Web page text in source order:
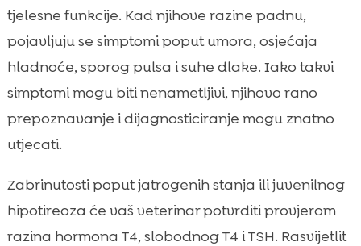
Kontrola težine i metabolizma kod
hipotireoze
Kožne i dlakavne promjene: kako ih
zbrinjavamo kod kuće
Razlika između juvenilne i odrasle
hipotireoze
 Kada je potrebna hitna veterinarska
Život s mačkom koja ima smanjenu funkciju
štitnjače
 Najčešće pogreške skrbnika i kako ih izbjeći
tjelesne funkcije. Kad njihove razine padnu,
pojavljuju se simptomi poput umora, osjećaja
hladnoće, sporog pulsa i suhe dlake. Iako takvi
simptomi mogu biti nenametljivi, njihovo rano
prepoznavanje i dijagnosticiranje mogu znatno
utjecati.
Zabrinutosti poput jatrogenih stanja ili juvenilnog
hipotireoza će vaš veterinar potvrditi provjerom
razina hormona T4, slobodnog T4 i TSH. Rasvijetlit